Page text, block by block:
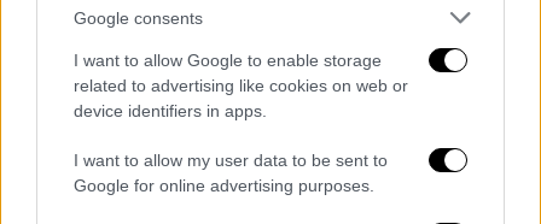
Google consents
I want to allow Google to enable storage
related to advertising like cookies on web or
device identifiers in apps.
I want to allow my user data to be sent to
Google for online advertising purposes.
Μελέ – μελέ – καραμελέ! Τρεις
φανταστικές συνταγές για την
Βγάλτε τα κουτάλια, έρχεται γλύκα